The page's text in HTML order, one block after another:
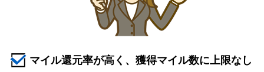
マイル還元率が高く、獲得マイル数に上限なし